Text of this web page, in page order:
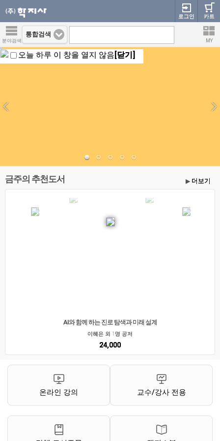
오늘 하루 이 창을 열지 않음 [닫기]
카트
로그인
분야검색 MY
통합검색
금주의 추천도서 ▶ 더보기
AI와 함께 하는 진로 탐색과 미래 설계
이혜은 외 1명 공저
24,000
온라인 강의 교수/강사 전용